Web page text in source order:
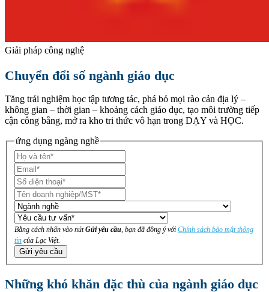
Giải pháp công nghệ
Chuyển đổi số ngành giáo dục
Tăng trải nghiệm học tập tương tác, phá bỏ mọi rào cản địa lý –
không gian – thời gian – khoảng cách giáo dục, tạo môi trường tiếp
cận công bằng, mở ra kho tri thức vô hạn trong DẠY và HỌC.
ứng dụng ngàng nghề
Bằng cách nhấn vào nútGửi yêu cầu , bạn đã đồng ý với Chính sách bảo mật thông
tin của Lạc Việt.
Gửi yêu cầu
Những khó khăn đặc thù của ngành giáo dục